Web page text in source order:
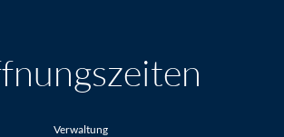
Verwaltung